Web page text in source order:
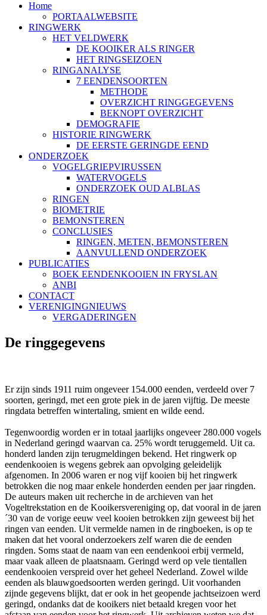
Home
PORTAALWEBSITE
RINGWERK
HET VELDWERK
DE KOOIKER ALS RINGER
HET RINGSEIZOEN
RINGANALYSE
7 EENDENSOORTEN
METHODE
OVERZICHT RINGGEGEVENS
BEKNOPT OVERZICHT
DEMOGRAFIE
HISTORIE RINGWERK
DE EERSTE GERINGDE EEND
ONDERZOEK
VOGELGRIEPVIRUSSEN
WATERVOGELS
ONDERZOEK OUD ALBLAS
RINGEN
BIOMETRIE
BEMONSTEREN
CONCLUSIES
RINGEN, METEN, BEMONSTEREN
AANVULLEND ONDERZOEK
PUBLICATIES
BOEK EENDENKOOIEN IN FRYSLAN
ANBI
CONTACT
VERENIGINGNIEUWS
VERGADERINGEN
De ringgegevens
Er zijn sinds 1911 ruim ongeveer 154.000 eenden, verdeeld over 7
soorten, geringd, met een grote piek in de jaren vijftig. De meeste
ringdata betreffen wintertaling, smient en wilde eend.
Tegenwoordig worden er in totaal jaarlijks ongeveer 280.000 vogels
in Nederland geringd waarvan ca. 25% wordt teruggemeld. Uit ca.
honderd landen zijn terugmeldingen bekend. Het ringwerk op
eendenkooien is wegens gebrek aan opvolging geleidelijk
afgenomen. In 2006 waren er nog vijf kooien bij het ringwerk
betrokken die nog maar enkele honderden eenden per jaar ringden.
De auteurs maken uit recherche in de archieven van het
Vogeltrekstation en de Kooikersvereniging op, dat vooral in de jaren
´30 van de vorige eeuw veel kooien betrokken zijn geweest bij het
ringen van eenden. Uit vermelde namen in de ringboeken, is op te
maken dat het vooral onderzoekers zelf waren die de eenden
ringden. Soms staat de naam van een eendenkooi erbij vermeld,
maar vaak alleen de plaatsnaam. Geringd werd op vele tientallen
eendenkooien verspreid over het geheel Nederland. Zowel wilde
eenden als blauwgoedsoorten werden geringd. Uit voorhanden
zijnde gegevens blijkt, dat er ook in het geopende jachtseizoen werd
geringd, ondanks dat de kooikers niet betaald kregen voor het